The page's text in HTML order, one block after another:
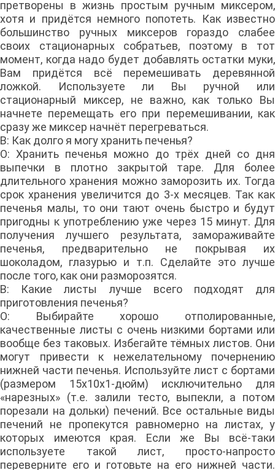
претворены в жизнь простым ручным миксером,
хотя и придётся немного попотеть. Как известно
большинство ручных миксеров гораздо слабее
своих стационарных собратьев, поэтому в тот
момент, когда надо будет добавлять остатки муки,
Вам придётся всё перемешивать деревянной
ложкой. Используете ли Вы ручной или
стационарный миксер, не важно, как только Вы
начнете перемещать его при перемешивании, как
сразу же миксер начнёт перегреваться.
В: Как долго я могу хранить печенья?
О: Хранить печенья можно до трёх дней со дня
выпечки в плотно закрытой таре. Для более
длительного хранения можно заморозить их. Тогда
срок хранения увеличится до 3-х месяцев. Так как
печенья малы, то они тают очень быстро и будут
пригодны к употреблению уже через 15 минут. Для
получения лучшего результата, замораживайте
печенья, предварительно не покрывая их
шоколадом, глазурью и т.п. Сделайте это лучше
после того, как они разморозятся.
В: Какие листы лучше всего подходят для
приготовления печенья?
О: Выбирайте хорошо отполированные,
качественные листы с очень низкими бортами или
вообще без таковых. Избегайте тёмных листов. Они
могут привести к нежелательному почернению
нижней части печенья. Используйте лист с бортами
(размером 15х10х1-дюйм) исключительно для
«нарезных» (т.е. залили тесто, выпекли, а потом
порезали на дольки) печений. Все остальные виды
печений не пропекутся равномерно на листах, у
которых имеются края. Если же Вы всё-таки
используете такой лист, просто-напросто
переверните его и готовьте на его нижней части.